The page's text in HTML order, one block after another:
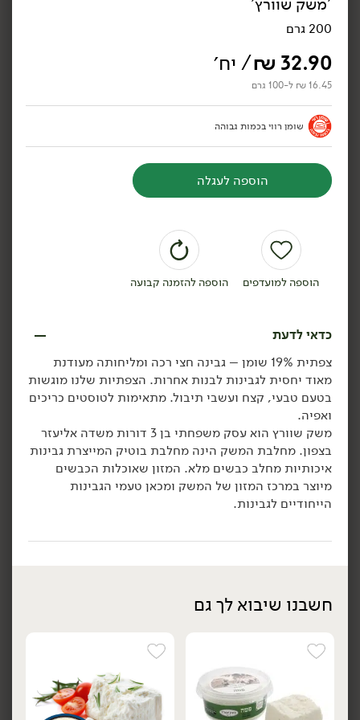
פילגד בסגנון גבינת שקדים
9% - 'מחלבות גד'
פילגד בסגנון שמנת שום
יח׳
טבעוני
17.90
₪/ יח׳
24% - 'מחלבות גד'
10.53 ₪ ל-100 גרם
הוספה לסל
יח׳
19.90
₪/ יח׳
שמן זית וזעתר - ''מחלבות
170 גרם
11.71 ₪ ל-100 גרם
הוספה לסל
יח׳
גבינת סטרצ'טלה 24% - גד
150 גרם
15.27 ₪ ל-100 גרם
- גד
250 גרם
11.96 ₪ ל-100 גרם
'משק שוורץ'
200 גרם
32.90
₪/ יח׳
16.45 ₪ ל-100 גרם
שומן רווי בכמות גבוהה
הוספה לעגלה
הוספה למועדפים הוספה להזמנה קבועה
כדאי לדעת
צפתית 19% שומן – גבינה חצי רכה ומליחותה מעודנת
מאוד יחסית לגבינות לבנות אחרות. הצפתיות שלנו מוגשות
בטעם טבעי, קצח ועשבי תיבול. מתאימות לטוסטים כריכים
ואפיה.
משק שוורץ הוא עסק משפחתי בן 3 דורות משדה אליעזר
בצפון. מחלבת המשק הינה מחלבת בוטיק המייצרת גבינות
איכותיות מחלב כבשים מלא. המזון שאוכלות הכבשים
מיוצר במרכז המזון של המשק ומכאן טעמי הגבינות
הייחודיים לגבינות.
חשבנו שיבוא לך גם